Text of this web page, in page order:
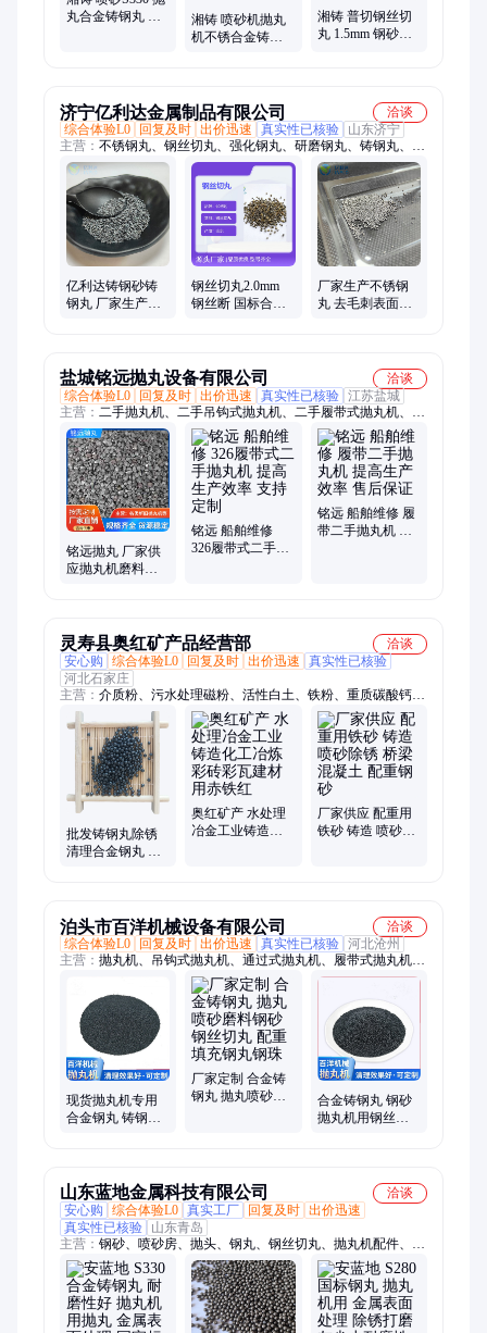
丸合金铸钢丸 钢
湘铸 喷砂机抛丸
机不锈合金铸钢
湘铸 普切钢丝切
丸 1.5mm 钢砂抛
济宁亿利达金属制品有限公司
洽谈
综合体验L0
回复及时 出价迅速 真实性已核验
山东济宁
主营： 不锈钢丸、钢丝切丸、强化钢丸、研磨钢丸、铸钢丸、钢
砂、金属磨料
亿利达铸钢砂铸
钢丸 厂家生产规
钢丝切丸2.0mm
钢丝断 国标合金
厂家生产不锈钢
丸 去毛刺表面提
盐城铭远抛丸设备有限公司
洽谈
综合体验L0
回复及时 出价迅速 真实性已核验 江苏盐城
主营： 二手抛丸机、二手吊钩式抛丸机、二手履带式抛丸机、二
手通过式抛丸机、二手抛丸设备
铭远抛丸 厂家供
应抛丸机磨料铸
铭远 船舶维修
326履带式二手抛
铭远 船舶维修 履
带二手抛丸机 提
灵寿县奥红矿产品经营部
洽谈
安心购
综合体验L0 回复及时 出价迅速
真实性已核验
河北石家庄
主营： 介质粉、污水处理磁粉、活性白土、铁粉、重质碳酸钙、
轻质碳酸钙、远红外粉、滑石粉、煅烧滑石粉、配重砂、贝壳
粉、石英粉、玻璃粉、麦饭石粉、白云石粉、硅藻土、绿沸石、
石膏粉、陶土、四氧化三铁、硅灰、矿渣粉、粉煤灰、膨润土、
硫化铁
批发铸钢丸除锈
清理合金钢丸 耐
奥红矿产 水处理
冶金工业铸造化
厂家供应 配重用
铁砂 铸造 喷砂除
泊头市百洋机械设备有限公司
洽谈
综合体验L0
回复及时 出价迅速 真实性已核验 河北沧州
主营： 抛丸机、吊钩式抛丸机、通过式抛丸机、履带式抛丸机、
钢结构抛丸机、钢板抛丸机、抛丸除锈机、辊道通过式抛丸机、
铸件抛丸机、钢丸、钢板预处理线、除锈设备
现货抛丸机专用
合金钢丸 铸钢丸
厂家定制 合金铸
钢丸 抛丸喷砂磨
合金铸钢丸 钢砂
抛丸机用钢丝切
山东蓝地金属科技有限公司
洽谈
安心购
综合体验L0 真实工厂 回复及时 出价迅速
真实性已核验
山东青岛
主营： 钢砂、喷砂房、抛头、钢丸、钢丝切丸、抛丸机配件、抛
丸清理机、强化钢丸、研磨丸、抛丸机维修、抛丸机搬迁、安蓝
地抛丸机、二次淬火钢丸、抛丸器、抛丸机除尘器维修更换、抛
丸机护板、非标抛丸机定制、常规抛丸机设备、履带式抛丸清理
机、吊钩式抛丸清理机、S460钢丸、除尘布袋、提升带